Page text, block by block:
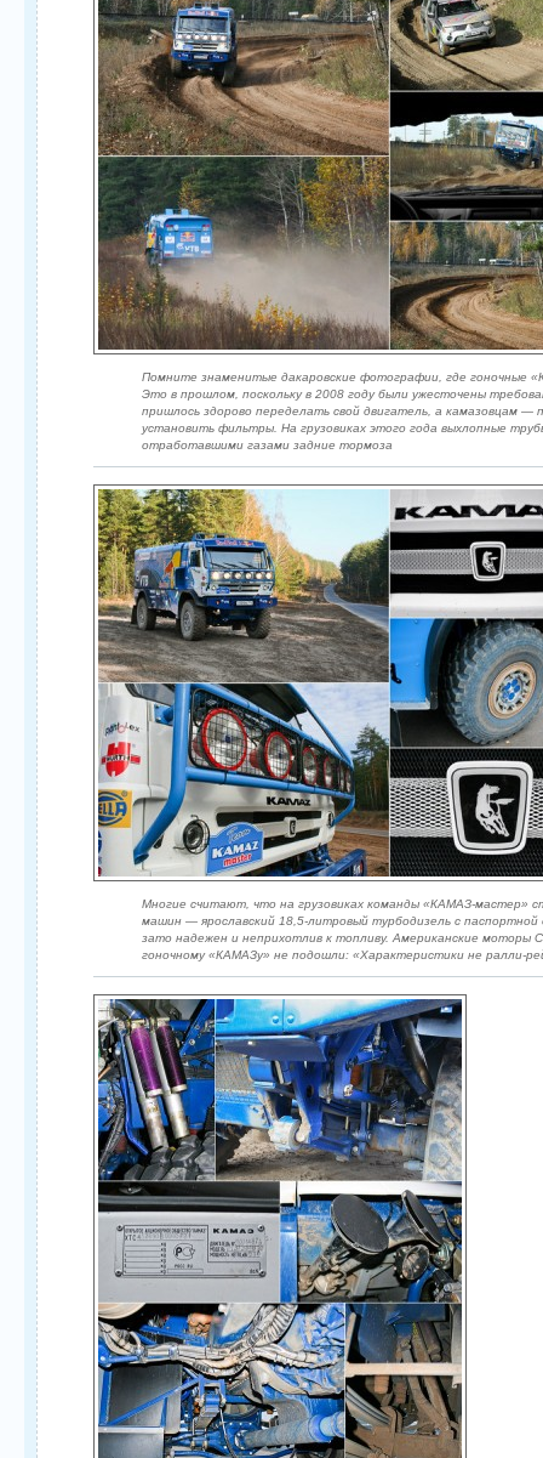
Помните знаменитые дакаровские фотографии, где гоночные
Это в прошлом, поскольку в 2008 году были ужесточены
пришлось здорово переделать свой двигатель, а камазовцам
установить фильтры. На грузовиках этого года выхлопные
отработавшими газами задние тормоза
Многие считают, что на грузовиках команды «КАМАЗ-мастер»
машин — ярославский 18,5-литровый турбодизель с
зато надежен и неприхотлив к топливу. Американские моторы
гоночному «КАМАЗу» не подошли: «Характеристики не ралли-